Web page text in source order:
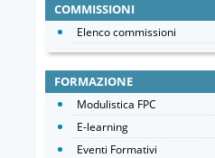
COMMISSIONI
Elenco commissioni
FORMAZIONE
Modulistica FPC
E-learning
Eventi Formativi